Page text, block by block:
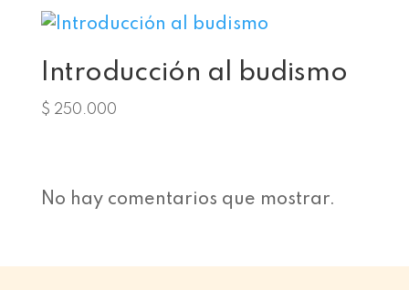
Introducción al budismo
$ 250.000
No hay comentarios que mostrar.